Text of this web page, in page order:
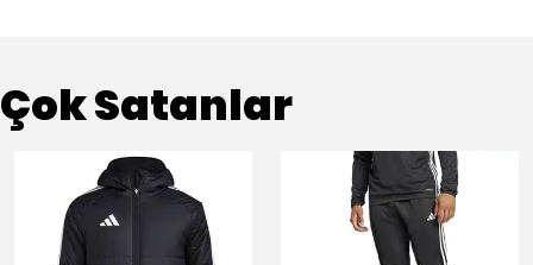
Çok Satanlar